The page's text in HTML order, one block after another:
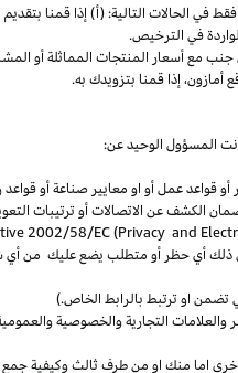
الحالات التالية: (أ) إذا قمنا بتقديم
في الترخيص.
جنب معأسعار المنتجات المماثلةأو
أمازون، إذا قمنا بتزويدك به.
المسؤول الوحيد عن:
قواعد عمل أو او معايير صناعة أو قواعد
الكشف عن الاتصالات أو ترتيبات
2002/58/EC (Privacy and
ذلك أي حظر أو متطلب يضع عليك من
او ترتبط بالرابط الخاص.)
التجارية والخصوصية
اما منك او من طرف ثالث وكيفية جمع